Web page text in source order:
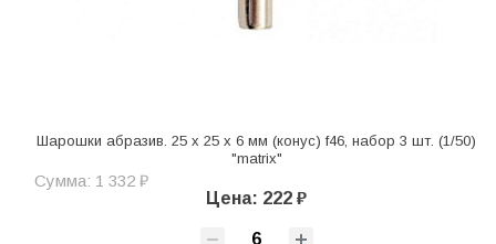
Шарошки абразив. 25 x 25 x 6 мм (конус) f46, набор 3 шт. (1/50)
"matrix"
Сумма: 1 332 ₽
Цена: 222 ₽